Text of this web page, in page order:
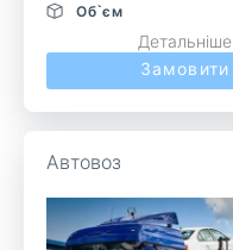
Об`єм
Детальніше
Замовити
Автовоз